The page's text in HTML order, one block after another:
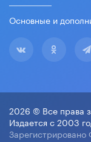
Основные и
2026 © Все права
Издается с 2003